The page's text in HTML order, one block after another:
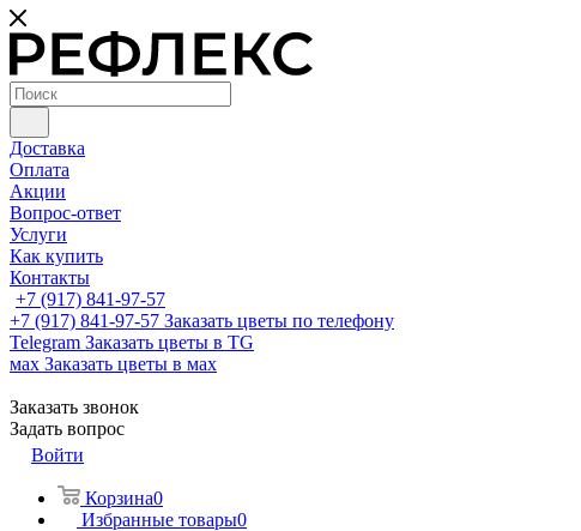
Доставка
Оплата
Акции
Вопрос-ответ
Услуги
Как купить
Контакты
+7 (917) 841-97-57
+7 (917) 841-97-57 Заказать цветы по телефону
Telegram Заказать цветы в TG
мах Заказать цветы в мах
Заказать звонок
Задать вопрос
Войти
Корзина0
Избранные товары0